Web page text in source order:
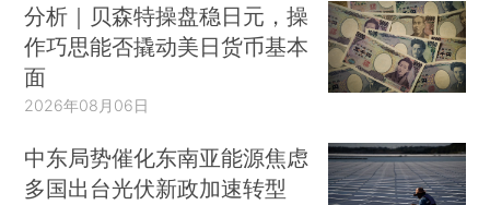
分析｜贝森特操盘稳日元，操
作巧思能否撬动美日货币基本
面
2026年08月06日
中东局势催化东南亚能源焦虑
多国出台光伏新政加速转型